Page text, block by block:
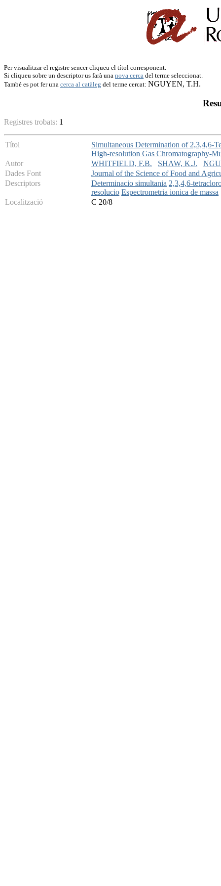
Per visualitzar el registre sencer cliqueu el títol corresponent.
Si cliqueu sobre un descriptor us farà una nova cerca del terme seleccionat.
També es pot fer una cerca al catàleg del terme cercat: NGUYEN, T.H.
Registres trobats: 1
Títol
Simultaneous Determination of 2,3,4,6-
High-resolution Gas Chromatography-
Autor
WHITFIELD, F.B. SHAW, K.J.
Dades Font
Journal of the Science of Food and
Descriptors
Determinacio simultania 2,3,4,6-
resolucio Espectrometria ionica de massa
Localització
C 20/8